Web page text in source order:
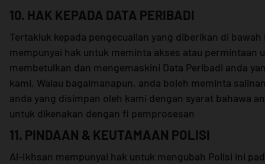
10. HAK KEPADA DATA PERIBADI
Tertakluk kepada pengecualian yang diberikan di bawah
mempunyai hak untuk meminta akses atau permintaan
membetulkan dan mengemaskini Data Peribadi anda
kami. Walau bagaimanapun, anda boleh meminta
anda yang disimpan oleh kami dengan syarat bahawa
untuk dikenakan dengan fi pemprosesan
11. PINDAAN & KEUTAMAAN POLISI
Al-Ikhsan mempunyai hak untuk mengubah Polisi ini